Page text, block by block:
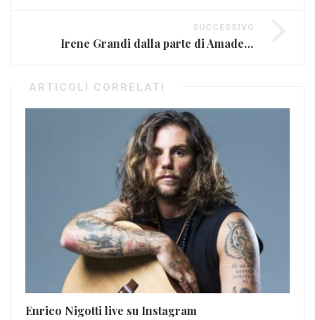
SUCCESSIVO
Irene Grandi dalla parte di Amadeus e Junior Cally
ARTICOLI CORRELATI
Enrico Nigotti live su Instagram